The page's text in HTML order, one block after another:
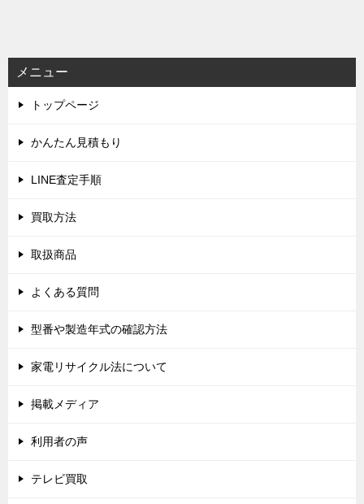
ビ
ゲ
ー
シ
メニュー
トップページ
かんたん見積もり
LINE査定手順
買取方法
取扱商品
よくある質問
型番や製造年式の確認方法
家電リサイクル法について
掲載メディア
利用者の声
テレビ買取